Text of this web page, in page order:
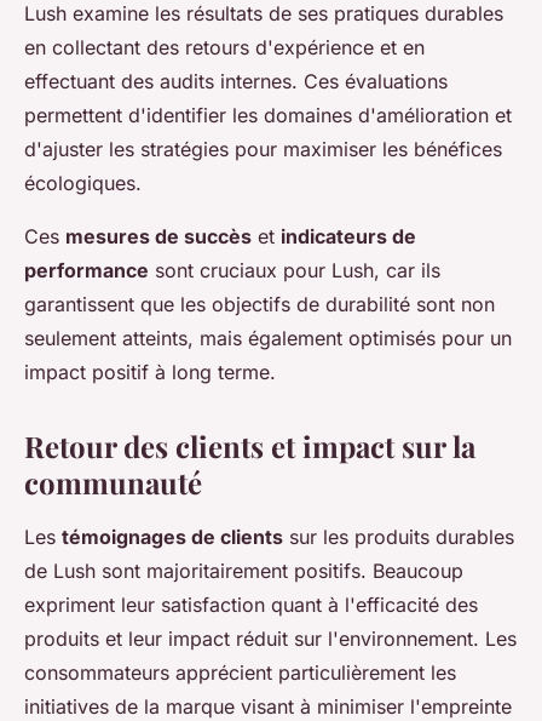
Lush examine les résultats de ses pratiques durables
en collectant des retours d'expérience et en
effectuant des audits internes. Ces évaluations
permettent d'identifier les domaines d'amélioration et
d'ajuster les stratégies pour maximiser les bénéfices
écologiques.
Ces mesures de succès et indicateurs de
performance sont cruciaux pour Lush, car ils
garantissent que les objectifs de durabilité sont non
seulement atteints, mais également optimisés pour un
impact positif à long terme.
Retour des clients et impact sur la
communauté
Les témoignages de clients sur les produits durables
de Lush sont majoritairement positifs. Beaucoup
expriment leur satisfaction quant à l'efficacité des
produits et leur impact réduit sur l'environnement. Les
consommateurs apprécient particulièrement les
initiatives de la marque visant à minimiser l'empreinte